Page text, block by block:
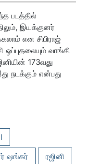
படத்தில்
இயக்குனர்
என சிபிராஜ்
வாங்கி
173வது
நடக்கும் என்பது
ஷங்கர்
ரஜினி